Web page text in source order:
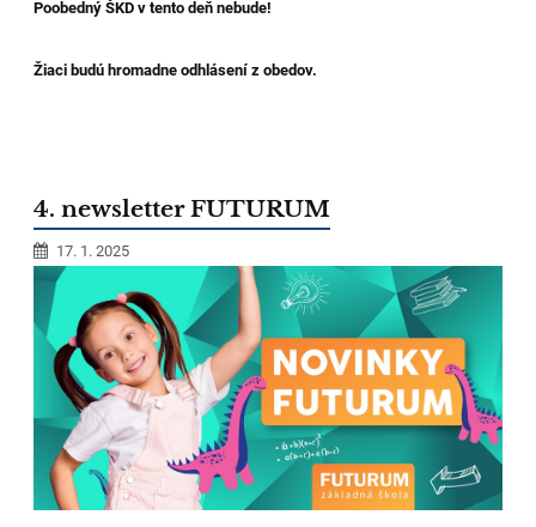
Poobedný ŠKD v tento deň nebude!
Žiaci budú hromadne odhlásení z obedov.
4. newsletter FUTURUM
17. 1. 2025